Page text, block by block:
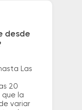
desde
Las
20
que la
variar